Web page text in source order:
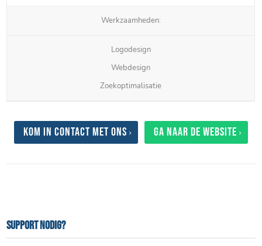
Werkzaamheden:
Logodesign
Webdesign
Zoekoptimalisatie
Kom in contact met ons Ga naar de website
Support nodig?